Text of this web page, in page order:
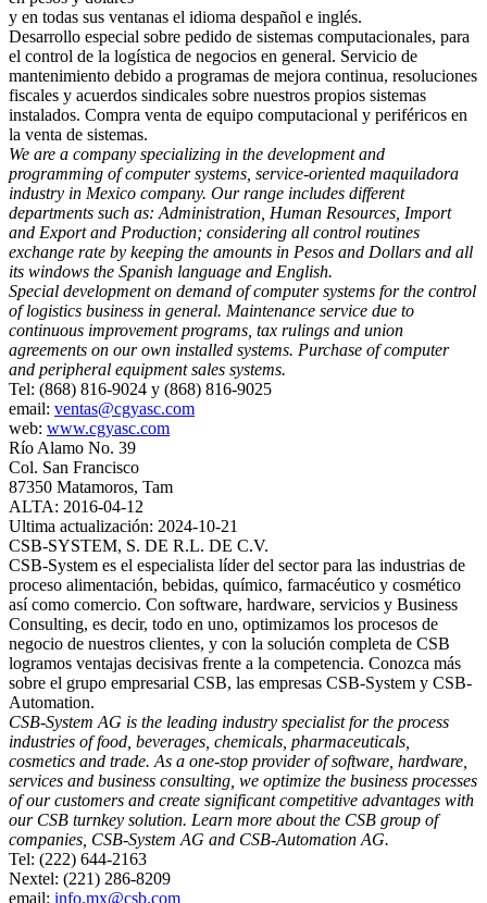
y en todas sus ventanas el idioma despañol e inglés.
Desarrollo especial sobre pedido de sistemas computacionales, para
el control de la logística de negocios en general. Servicio de
mantenimiento debido a programas de mejora continua, resoluciones
fiscales y acuerdos sindicales sobre nuestros propios sistemas
instalados. Compra venta de equipo computacional y periféricos en
la venta de sistemas.
We are a company specializing in the development and
programming of computer systems, service-oriented maquiladora
industry in Mexico company. Our range includes different
departments such as: Administration, Human Resources, Import
and Export and Production; considering all control routines
exchange rate by keeping the amounts in Pesos and Dollars and all
its windows the Spanish language and English.
Special development on demand of computer systems for the control
of logistics business in general. Maintenance service due to
continuous improvement programs, tax rulings and union
agreements on our own installed systems. Purchase of computer
and peripheral equipment sales systems.
Tel: (868) 816-9024 y (868) 816-9025
email: ventas@cgyasc.com
web: www.cgyasc.com
Río Alamo No. 39
Col. San Francisco
87350 Matamoros, Tam
ALTA: 2016-04-12
Ultima actualización: 2024-10-21
CSB‐SYSTEM, S. DE R.L. DE C.V.
CSB‐System es el especialista líder del sector para las industrias de
proceso alimentación, bebidas, químico, farmacéutico y cosmético
así como comercio. Con software, hardware, servicios y Business
Consulting, es decir, todo en uno, optimizamos los procesos de
negocio de nuestros clientes, y con la solución completa de CSB
logramos ventajas decisivas frente a la competencia. Conozca más
sobre el grupo empresarial CSB, las empresas CSB‐System y CSB‐
Automation.
CSB‐System AG is the leading industry specialist for the process
industries of food, beverages, chemicals, pharmaceuticals,
cosmetics and trade. As a one‐stop provider of software, hardware,
services and business consulting, we optimize the business processes
of our customers and create significant competitive advantages with
our CSB turnkey solution. Learn more about the CSB group of
companies, CSB‐System AG and CSB‐Automation AG.
Tel: (222) 644-2163
Nextel: (221) 286-8209
email: info.mx@csb.com